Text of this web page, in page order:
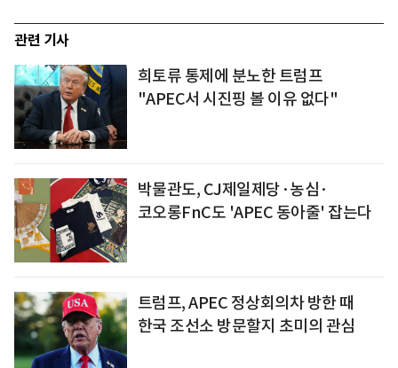
관련 기사
희토류 통제에 분노한 트럼프
"APEC서 시진핑 볼 이유 없다"
박물관도, CJ제일제당·농심·
코오롱FnC도 'APEC 동아줄' 잡는다
트럼프, APEC 정상회의차 방한 때
한국 조선소 방문할지 초미의 관심